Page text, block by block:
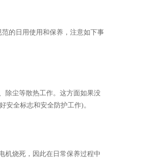
的日用使用和保养，注意如下事
尘等散热工作。这方面如果没
安全标志和安全防护工作)。
烧死，因此在日常保养过程中